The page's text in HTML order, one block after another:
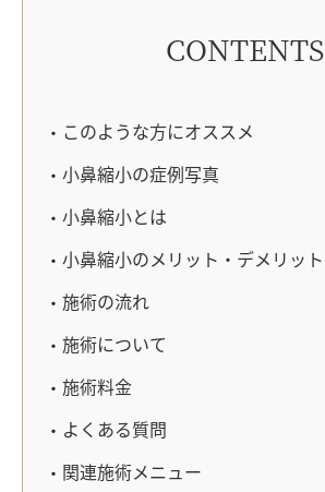
CONTENTS
このような方にオススメ
小鼻縮小の症例写真
小鼻縮小とは
小鼻縮小のメリット・デメリット
施術の流れ
施術について
施術料金
よくある質問
関連施術メニュー